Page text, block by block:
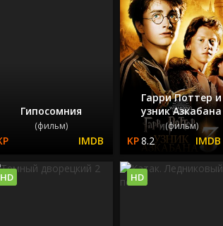
Гипосомния
(фильм)
Гарри Поттер и
узник Азкабана
(фильм)
8.2
HD HD